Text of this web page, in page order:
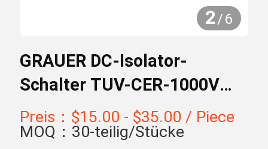
2/6
GRAUER DC-Isolator-
Schalter TUV-CER-1000V
32A
Preis：$15.00 - $35.00 / Piece
MOQ：30-teilig/Stücke